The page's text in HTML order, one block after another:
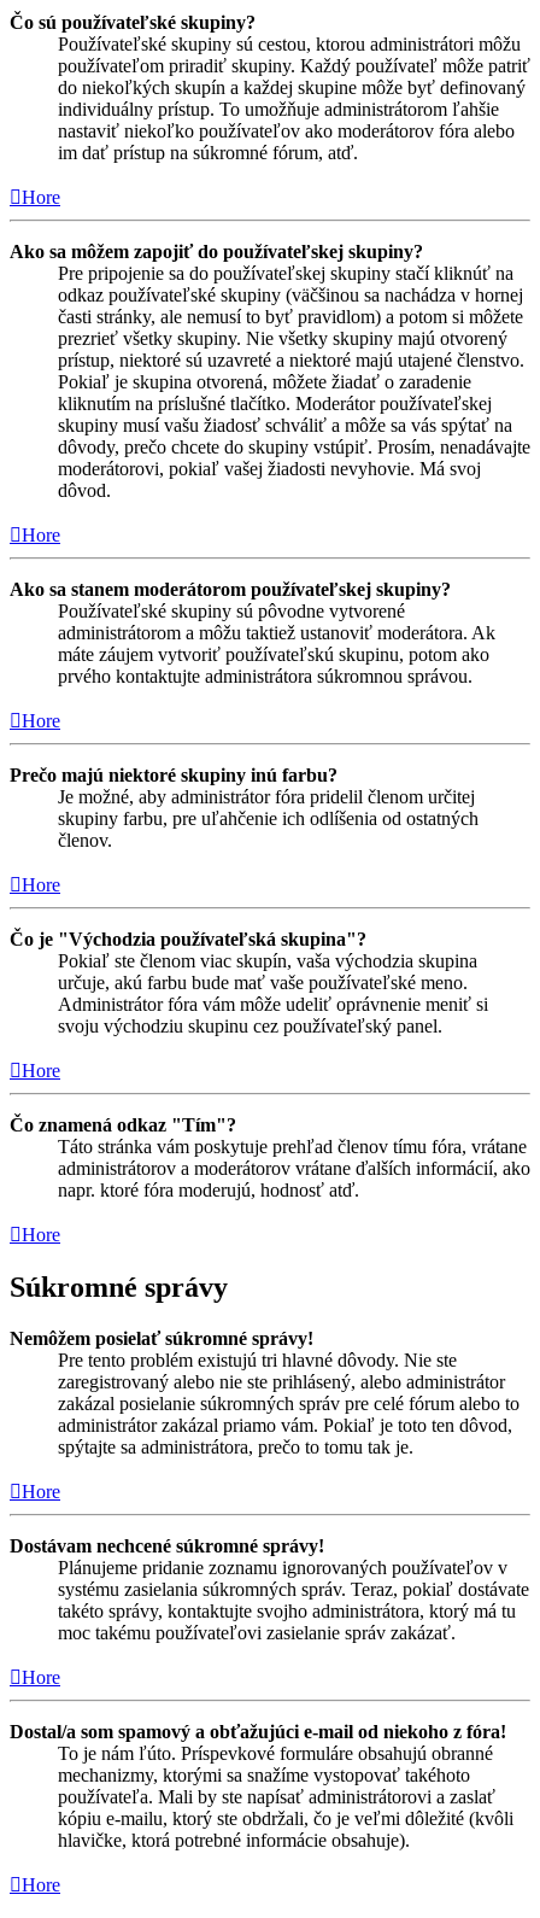
Čo sú používateľské skupiny?
Používateľské skupiny sú cestou, ktorou administrátori môžu
používateľom priradiť skupiny. Každý používateľ môže patriť
do niekoľkých skupín a každej skupine môže byť definovaný
individuálny prístup. To umožňuje administrátorom ľahšie
nastaviť niekoľko používateľov ako moderátorov fóra alebo
im dať prístup na súkromné fórum, atď.
Hore
Ako sa môžem zapojiť do používateľskej skupiny?
Pre pripojenie sa do používateľskej skupiny stačí kliknúť na
odkaz používateľské skupiny (väčšinou sa nachádza v hornej
časti stránky, ale nemusí to byť pravidlom) a potom si môžete
prezrieť všetky skupiny. Nie všetky skupiny majú otvorený
prístup, niektoré sú uzavreté a niektoré majú utajené členstvo.
Pokiaľ je skupina otvorená, môžete žiadať o zaradenie
kliknutím na príslušné tlačítko. Moderátor používateľskej
skupiny musí vašu žiadosť schváliť a môže sa vás spýtať na
dôvody, prečo chcete do skupiny vstúpiť. Prosím, nenadávajte
moderátorovi, pokiaľ vašej žiadosti nevyhovie. Má svoj
dôvod.
Hore
Ako sa stanem moderátorom používateľskej skupiny?
Používateľské skupiny sú pôvodne vytvorené
administrátorom a môžu taktiež ustanoviť moderátora. Ak
máte záujem vytvoriť používateľskú skupinu, potom ako
prvého kontaktujte administrátora súkromnou správou.
Hore
Prečo majú niektoré skupiny inú farbu?
Je možné, aby administrátor fóra pridelil členom určitej
skupiny farbu, pre uľahčenie ich odlíšenia od ostatných
členov.
Hore
Čo je "Východzia používateľská skupina"?
Pokiaľ ste členom viac skupín, vaša východzia skupina
určuje, akú farbu bude mať vaše používateľské meno.
Administrátor fóra vám môže udeliť oprávnenie meniť si
svoju východziu skupinu cez používateľský panel.
Hore
Čo znamená odkaz "Tím"?
Táto stránka vám poskytuje prehľad členov tímu fóra, vrátane
administrátorov a moderátorov vrátane ďalších informácií, ako
napr. ktoré fóra moderujú, hodnosť atď.
Hore
Súkromné správy
Nemôžem posielať súkromné správy!
Pre tento problém existujú tri hlavné dôvody. Nie ste
zaregistrovaný alebo nie ste prihlásený, alebo administrátor
zakázal posielanie súkromných správ pre celé fórum alebo to
administrátor zakázal priamo vám. Pokiaľ je toto ten dôvod,
spýtajte sa administrátora, prečo to tomu tak je.
Hore
Dostávam nechcené súkromné správy!
Plánujeme pridanie zoznamu ignorovaných používateľov v
systému zasielania súkromných správ. Teraz, pokiaľ dostávate
takéto správy, kontaktujte svojho administrátora, ktorý má tu
moc takému používateľovi zasielanie správ zakázať.
Hore
Dostal/a som spamový a obťažujúci e-mail od niekoho z fóra!
To je nám ľúto. Príspevkové formuláre obsahujú obranné
mechanizmy, ktorými sa snažíme vystopovať takéhoto
používateľa. Mali by ste napísať administrátorovi a zaslať
kópiu e-mailu, ktorý ste obdržali, čo je veľmi dôležité (kvôli
hlavičke, ktorá potrebné informácie obsahuje).
Hore